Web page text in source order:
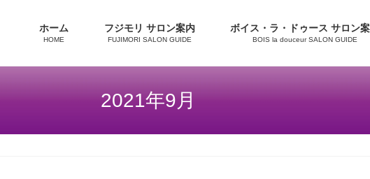
ホーム
HOME
フジモリ サロン案内
FUJIMORI SALON GUIDE
ボイス・ラ・ドゥース サロン
BOIS la douceur SALON GUIDE
2021年9月